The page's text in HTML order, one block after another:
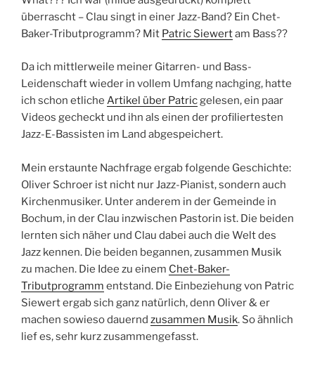
überrascht – Clau singt in einer Jazz-Band? Ein Chet-
Baker-Tributprogramm? Mit Patric Siewertam Bass??
Da ich mittlerweile meiner Gitarren- und Bass-
Leidenschaft wieder in vollem Umfang nachging, hatte
ich schon etliche Artikel über Patricgelesen, ein paar
Videos gecheckt und ihn als einen der profiliertesten
Jazz-E-Bassisten im Land abgespeichert.
Mein erstaunte Nachfrage ergab folgende Geschichte:
Oliver Schroer ist nicht nur Jazz-Pianist, sondern auch
Kirchenmusiker. Unter anderem in der Gemeinde in
Bochum, in der Clau inzwischen Pastorin ist. Die beiden
lernten sich näher und Clau dabei auch die Welt des
Jazz kennen. Die beiden begannen, zusammen Musik
zu machen. Die Idee zu einem Chet-Baker-
Tributprogramm entstand. Die Einbeziehung von Patric
Siewert ergab sich ganz natürlich, denn Oliver & er
machen sowieso dauernd zusammen Musik. So ähnlich
lief es, sehr kurz zusammengefasst.